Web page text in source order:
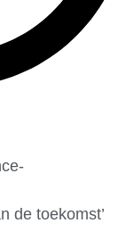
de toekomst’